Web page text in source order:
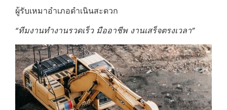
ผู้รับเหมาอำเภอดำเนินสะดวก
“ทีมงานทำงานรวดเร็ว มืออาชีพ งานเสร็จตรงเวลา”